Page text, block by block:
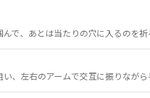
んで、あとは当たりの穴に入るのを祈
、左右のアームで交互に振りながら